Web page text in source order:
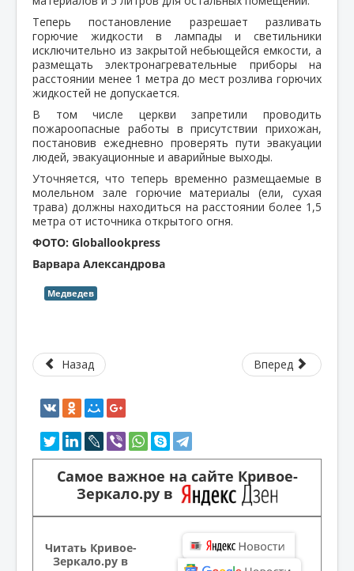
Теперь постановление разрешает разливать
горючие жидкости в лампады и светильники
исключительно из закрытой небьющейся емкости, а
размещать электронагревательные приборы на
расстоянии менее 1 метра до мест розлива горючих
жидкостей не допускается.
В том числе церкви запретили проводить
пожароопасные работы в присутствии прихожан,
постановив ежедневно проверять пути эвакуации
людей, эвакуационные и аварийные выходы.
Уточняется, что теперь временно размещаемые в
молельном зале горючие материалы (ели, сухая
трава) должны находиться на расстоянии более 1,5
метра от источника открытого огня.
ФОТО: Globallookpress
Варвара Александрова
Медведев
Назад Вперед
Самое важное на сайте Кривое-
Зеркало.ру в
Читать Кривое-
Зеркало.ру в